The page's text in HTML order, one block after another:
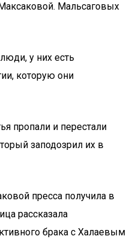
Мальсаговых
у них есть
которую они
пропали и перестали
заподозрил их в
пресса получила в
рассказала
брака с Халаевым